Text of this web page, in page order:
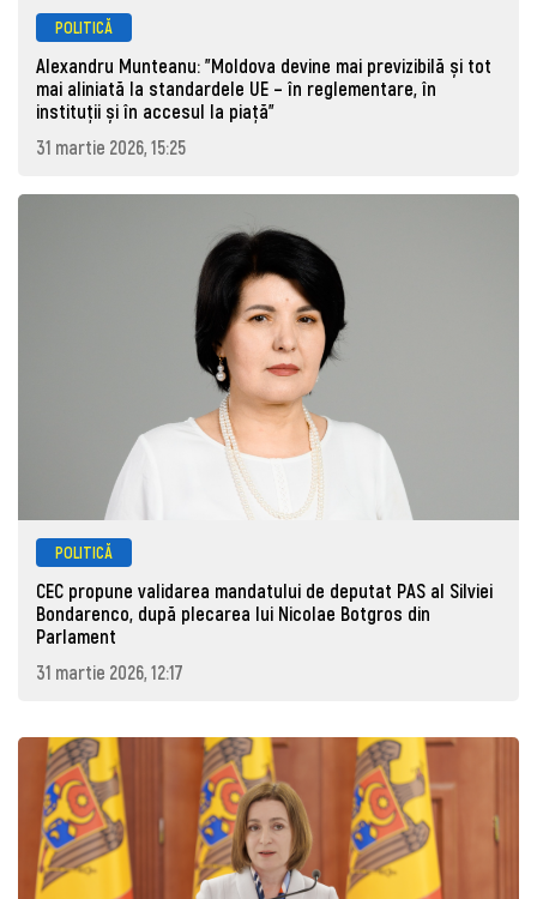
POLITICĂ
Alexandru Munteanu: "Moldova devine mai previzibilă și tot
mai aliniată la standardele UE – în reglementare, în
instituții și în accesul la piață"
31 martie 2026, 15:25
POLITICĂ
CEC propune validarea mandatului de deputat PAS al Silviei
Bondarenco, după plecarea lui Nicolae Botgros din
Parlament
31 martie 2026, 12:17